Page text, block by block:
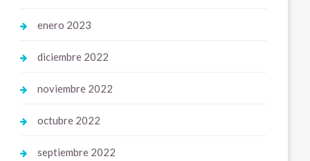
enero 2023
diciembre 2022
noviembre 2022
octubre 2022
septiembre 2022